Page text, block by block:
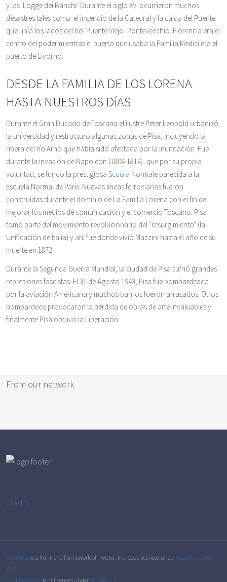
y las 'Logge dei Banchi'. Durante el siglo XVI ocurrieron muchos
desastres tales como: el incendio de la Catedral y la caída del Puente
que unía los lados del río: Puente Viejo- Pontevecchio. Florencia era el
centro del poder mientras el puerto que usaba la Familia Medici era el
puerto de Livorno.
DESDE LA FAMILIA DE LOS LORENA
HASTA NUESTROS DíAS
Durante el Gran Ducado de Toscana el ilustre Peter Leopold urbanizó
la universidad y restructuró algunas zonas de Pisa, incluyendo la
ribera del río Arno que había sido afectada por la inundación. Fue
durante la invasión de Napoleón (1804-1814), que por su propia
voluntad, se fundó la prestigiosa Scuola Normale parecida a la
Escuela Normal de París. Nuevas líneas ferroviarias fueron
construídas durante el dominio de La Familia Lorena con el fin de
mejorar los medios de comunicación y el comercio Toscano. Pisa
tomó parte del movimiento revolucionario del "resurgimiento" (la
Unificación de Italia) y ahí fue donde vivió Mazzini hasta el año de su
muerte en 1872.
Durante la Segunda Guerra Mundial, la ciudad de Pisa sufrió grandes
represiones fascistas. El 31 de Agosto 1943, Pisa fue bombardeada
por la aviación Americana y muchos barrios fueron arrasados. Otros
bombardeos provocaron la pérdida de obras de arte invaluables y
finalmente Pisa obtuvo la Liberación.
From our network
Credits
Bootstrap is a front-end framework of Twitter, Inc. Code licensed underApache License
v2.0
Font Awesomefont licensed under SIL OFL 1.1